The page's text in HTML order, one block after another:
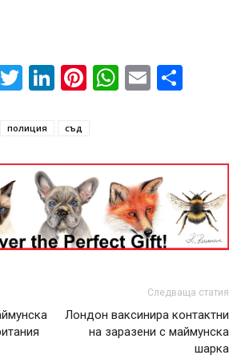
Messenger
Twitter
LinkedIn
Pinterest
WhatsApp
Email
полиция съд
Следваща статия
Лондон ваксинира контактни
на заразени с маймунска
шарка